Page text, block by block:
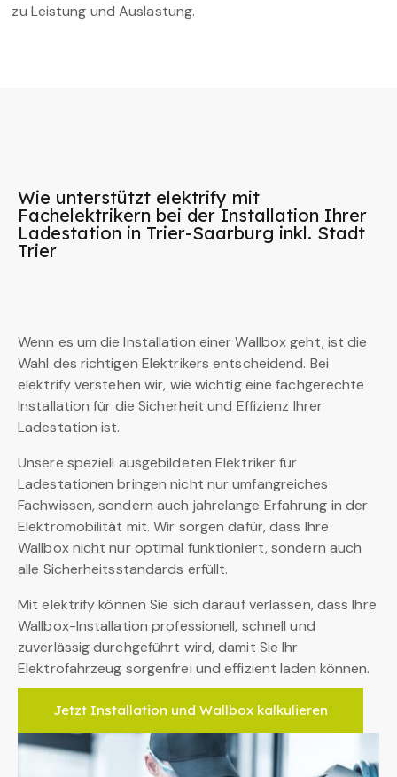
zu Leistung und Auslastung.
Wie unterstützt elektrify mit
Fachelektrikern bei der Installation Ihrer
Ladestation in Trier-Saarburg inkl. Stadt
Trier
Wenn es um die Installation einer Wallbox geht, ist die
Wahl des richtigen Elektrikers entscheidend. Bei
elektrify verstehen wir, wie wichtig eine fachgerechte
Installation für die Sicherheit und Effizienz Ihrer
Ladestation ist.
Unsere speziell ausgebildeten Elektriker für
Ladestationen bringen nicht nur umfangreiches
Fachwissen, sondern auch jahrelange Erfahrung in der
Elektromobilität mit. Wir sorgen dafür, dass Ihre
Wallbox nicht nur optimal funktioniert, sondern auch
alle Sicherheitsstandards erfüllt.
Mit elektrify können Sie sich darauf verlassen, dass Ihre
Wallbox-Installation professionell, schnell und
zuverlässig durchgeführt wird, damit Sie Ihr
Elektrofahrzeug sorgenfrei und effizient laden können.
Jetzt Installation und Wallbox kalkulieren